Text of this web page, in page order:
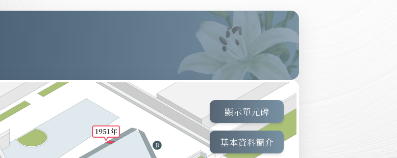
顯示單元碑
基本資料簡介